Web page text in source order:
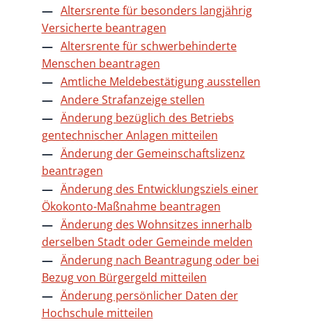
Altersrente für besonders langjährig
Versicherte beantragen
Altersrente für schwerbehinderte
Menschen beantragen
Amtliche Meldebestätigung ausstellen
Andere Strafanzeige stellen
Änderung bezüglich des Betriebs
gentechnischer Anlagen mitteilen
Änderung der Gemeinschaftslizenz
beantragen
Änderung des Entwicklungsziels einer
Ökokonto-Maßnahme beantragen
Änderung des Wohnsitzes innerhalb
derselben Stadt oder Gemeinde melden
Änderung nach Beantragung oder bei
Bezug von Bürgergeld mitteilen
Änderung persönlicher Daten der
Hochschule mitteilen